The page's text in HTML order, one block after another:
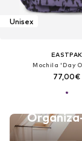
Unisex
EASTPAK
Mochila 'Day
77,00€